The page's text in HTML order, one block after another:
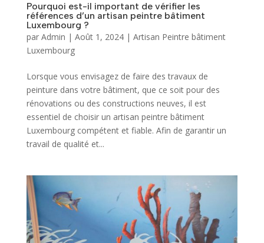
Pourquoi est-il important de vérifier les
références d’un artisan peintre bâtiment
Luxembourg ?
par Admin | Août 1, 2024| Artisan Peintre bâtiment
Luxembourg
Lorsque vous envisagez de faire des travaux de
peinture dans votre bâtiment, que ce soit pour des
rénovations ou des constructions neuves, il est
essentiel de choisir un artisan peintre bâtiment
Luxembourg compétent et fiable. Afin de garantir un
travail de qualité et...